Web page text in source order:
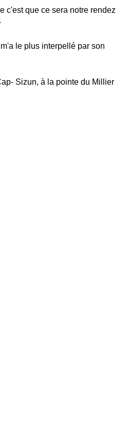
c'est que ce sera notre rendez
le plus interpellé par son
Sizun, à la pointe du Millier